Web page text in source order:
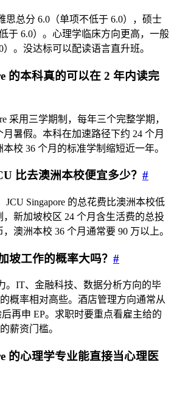
思总分 6.0（单项不低于 6.0），硕士
于 6.0）。心理学临床方向更高，一般
。没达标可以配读语言直升班。
的本科真的可以在 2 年内读完
采用三学期制，每年三个完整学期，
暑假。本科在加速路径下约 24 个月
校 36 个月的标准学制缩短近一年。
比去澳洲本校便宜多少？ #
Singapore 的总花费比澳洲本校低
新加坡校区 24 个月含生活费的总投
澳洲本校 36 个月通常要 90 万以上。
坡工作的概率大吗？ #
。IT、金融科技、数据分析方向的毕
概率相对高些。酒店管理方向通常从
后再申 EP。求职时要重点看雇主给的
薪资门槛。
的心理学专业能直接当心理医